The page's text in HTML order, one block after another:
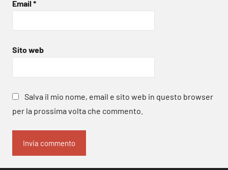
Email *
Sito web
Salva il mio nome, email e sito web in questo browser
per la prossima volta che commento.